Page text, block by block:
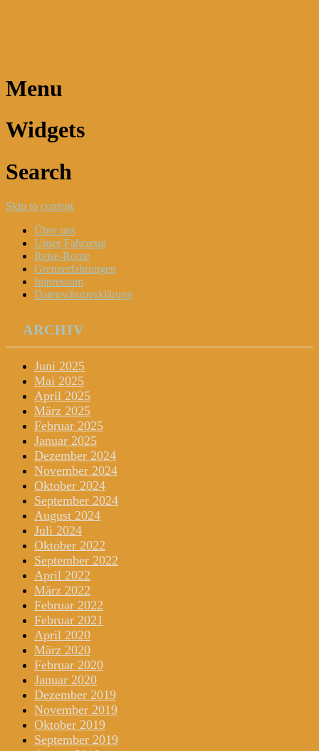
Menu
Widgets
Search
Skip to content
Über uns
Unser Fahrzeug
Reise-Route
Grenzerfahrungen
Impressum
Datenschutzerklärung
ARCHIV
Juni 2025
Mai 2025
April 2025
März 2025
Februar 2025
Januar 2025
Dezember 2024
November 2024
Oktober 2024
September 2024
August 2024
Juli 2024
Oktober 2022
September 2022
April 2022
März 2022
Februar 2022
Februar 2021
April 2020
März 2020
Februar 2020
Januar 2020
Dezember 2019
November 2019
Oktober 2019
September 2019